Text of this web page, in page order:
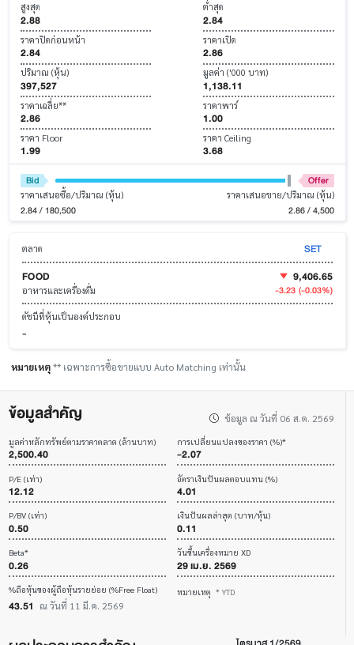
สูงสุด
2.88
ต่ำสุด
2.84
ราคาปิดก่อนหน้า
2.84
ราคาเปิด
2.86
ปริมาณ (หุ้น)
397,527
มูลค่า ('000 บาท)
1,138.11
ราคาเฉลี่ย**
2.86
ราคาพาร์
1.00
ราคา Floor
1.99
ราคา Ceiling
3.68
Bid Offer
ราคาเสนอซื้อ/ปริมาณ (หุ้น)
2.84 / 180,500
ราคาเสนอขาย/ปริมาณ (หุ้น)
2.86 / 4,500
ตลาด
SET
FOOD
อาหารและเครื่องดื่ม
9,406.65
-3.23 (-0.03%)
ดัชนีที่หุ้นเป็นองค์ประกอบ
-
หมายเหตุ** เฉพาะการซื้อขายแบบ Auto Matching เท่านั้น
ข้อมูลสำคัญ ข้อมูล ณ วันที่ 06 ส.ค. 2569
มูลค่าหลักทรัพย์ตามราคาตลาด (ล้านบาท)
2,500.40
การเปลี่ยนแปลงของราคา (%)*
-2.07
P/E (เท่า)
12.12
อัตราเงินปันผลตอบแทน (%)
4.01
P/BV (เท่า)
0.50
เงินปันผลล่าสุด (บาท/หุ้น)
0.11
Beta*
0.26
วันขึ้นเครื่องหมาย XD
29 เม.ย. 2569
%ถือหุ้นของผู้ถือหุ้นรายย่อย (%Free Float)
43.51 ณ วันที่ 11 มี.ค. 2569
หมายเหตุ * YTD